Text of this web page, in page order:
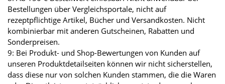
Bestellungen über Vergleichsportale, nicht auf
rezeptpflichtige Artikel, Bücher und Versandkosten. Nicht
kombinierbar mit anderen Gutscheinen, Rabatten und
Sonderpreisen.
9: Bei Produkt- und Shop-Bewertungen von Kunden auf
unseren Produktdetailseiten können wir nicht sicherstellen,
dass diese nur von solchen Kunden stammen, die die Waren